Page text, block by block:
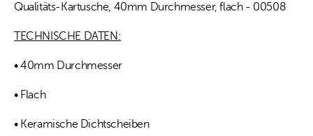
Qualitäts-Kartusche, 40mm Durchmesser, flach - 00508
TECHNISCHE DATEN:
• 40mm Durchmesser
• Flach
• Keramische Dichtscheiben